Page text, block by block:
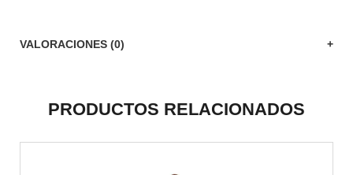
VALORACIONES (0)
PRODUCTOS RELACIONADOS